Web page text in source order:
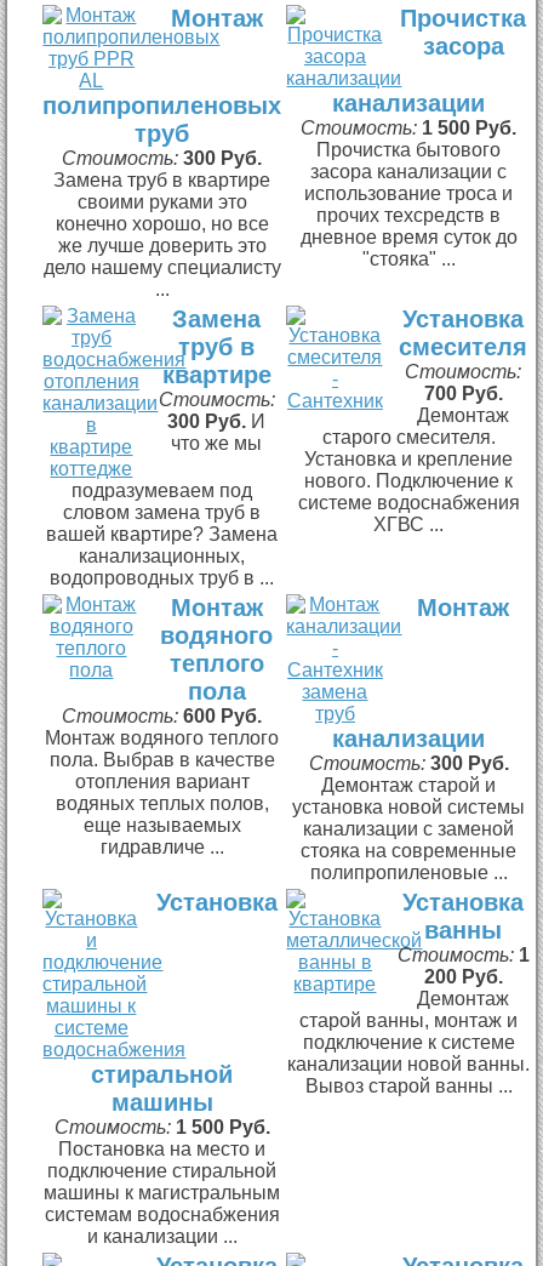
Монтаж
полипропиленовых
труб
Стоимость:300 Руб.
Замена труб в квартире
своими руками это
конечно хорошо, но все
же лучше доверить это
дело нашему специалисту
...
Прочистка
засора
канализации
Стоимость: 1 500 Руб.
Прочистка бытового
засора канализации с
использование троса и
прочих техсредств в
дневное время суток до
"стояка" ...
Замена
труб в
квартире
Стоимость:
300 Руб. И
что же мы
подразумеваем под
словом замена труб в
вашей квартире? Замена
канализационных,
водопроводных труб в ...
Установка
смесителя
Стоимость:
700 Руб.
Демонтаж
старого смесителя.
Установка и крепление
нового. Подключение к
системе водоснабжения
ХГВС ...
Монтаж
водяного
теплого
пола
Стоимость:600 Руб.
Монтаж водяного теплого
пола. Выбрав в качестве
отопления вариант
водяных теплых полов,
еще называемых
гидравличе ...
Монтаж
канализации
Стоимость: 300 Руб.
Демонтаж старой и
установка новой системы
канализации с заменой
стояка на современные
полипропиленовые ...
Установка
стиральной
машины
Стоимость: 1 500 Руб.
Постановка на место и
подключение стиральной
машины к магистральным
системам водоснабжения
и канализации ...
Установка
ванны
Стоимость: 1
200 Руб.
Демонтаж
старой ванны, монтаж и
подключение к системе
канализации новой ванны.
Вывоз старой ванны ...